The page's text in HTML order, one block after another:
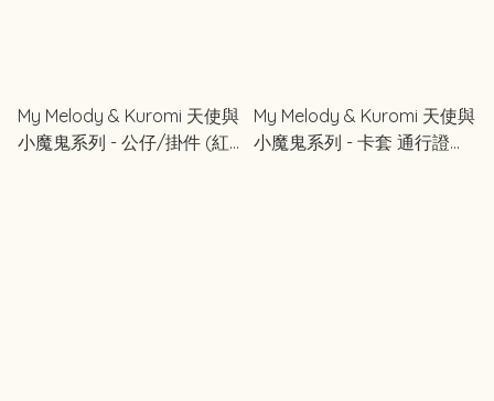
My Melody & Kuromi 天使與
小魔鬼系列 - 公仔/掛件 (紅
My Melody & Kuromi 天使與
小魔鬼系列 - 卡套 通行證保